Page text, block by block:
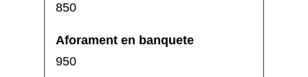
850
950